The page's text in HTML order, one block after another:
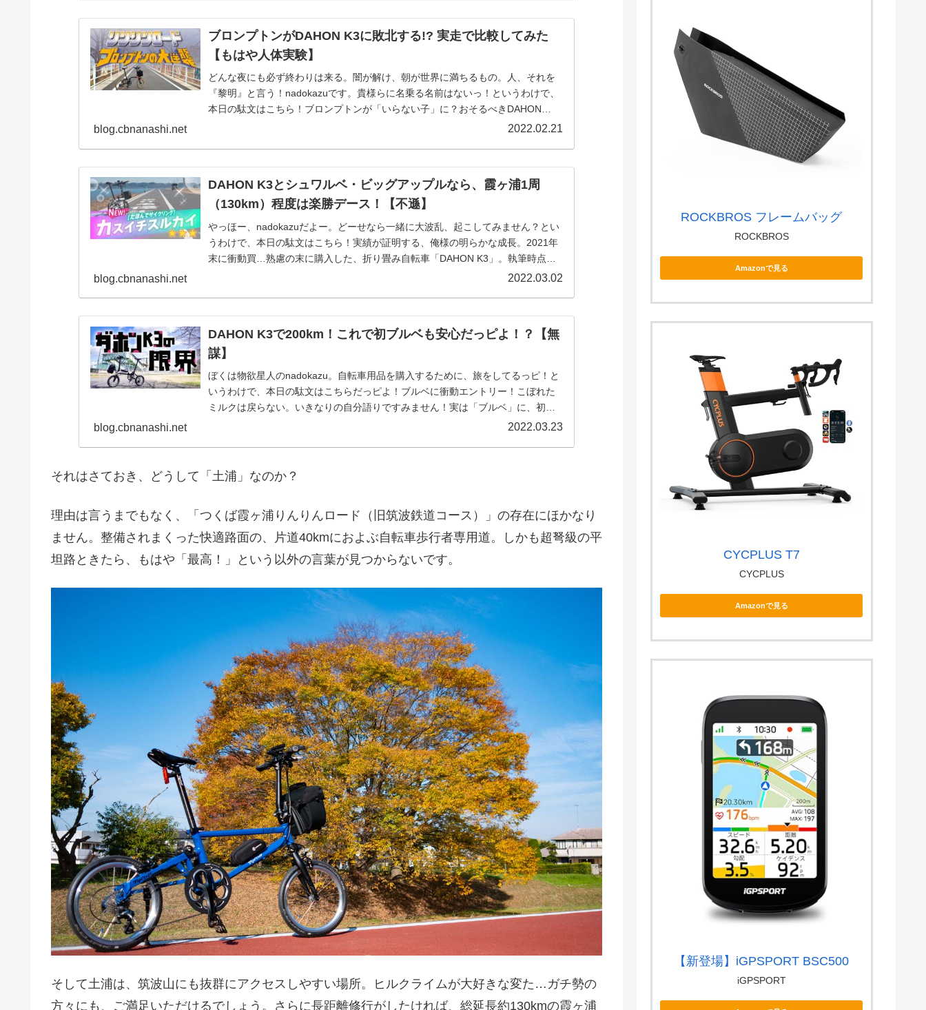
ブロンプトンがDAHON K3に敗北する!? 実走で比較してみた
【もはや人体実験】
どんな夜にも必ず終わりは来る。闇が解け、朝が世界に満ちるもの。人、それを
『黎明』と言う！nadokazuです。貴様らに名乗る名前はないっ！というわけで、
本日の駄文はこちら！ブロンプトンが「いらない子」に？おそるべきDAHON
blog.cbnanashi.net 2022.02.21
DAHON K3とシュワルベ・ビッグアップルなら、霞ヶ浦1周
（130km）程度は楽勝デース！【不遜】
やっほー、nadokazuだよー。どーせなら一緒に大波乱、起こしてみません？とい
うわけで、本日の駄文はこちら！実績が証明する、俺様の明らかな成長。2021年
末に衝動買…熟慮の末に購入した、折り畳み自転車「DAHON K3」。執筆時点で
blog.cbnanashi.net 2022.03.02
DAHON K3で200km！これで初ブルベも安心だっピよ！？【無
謀】
ぼくは物欲星人のnadokazu。自転車用品を購入するために、旅をしてるっピ！と
いうわけで、本日の駄文はこちらだっピよ！ブルベに衝動エントリー！こぼれた
ミルクは戻らない。いきなりの自分語りですみません！実は「ブルベ」に、初め
blog.cbnanashi.net 2022.03.23
それはさておき、どうして「土浦」なのか？
理由は言うまでもなく、「つくば霞ヶ浦りんりんロード（旧筑波鉄道コース）」の存在にほかなり
ません。整備されまくった快適路面の、片道40kmにおよぶ自転車歩行者専用道。しかも超弩級の平
坦路ときたら、もはや「最高！」という以外の言葉が見つからないです。
そして土浦は、筑波山にも抜群にアクセスしやすい場所。ヒルクライムが大好きな変た…ガチ勢の
方々にも、ご満足いただけるでしょう。さらに長距離修行がしたければ、総延長約130kmの霞ヶ浦
ROCKBROS フレームバッグ
ROCKBROS
Amazonで見る
CYCPLUS T7
CYCPLUS
Amazonで見る
【新登場】iGPSPORT BSC500
iGPSPORT